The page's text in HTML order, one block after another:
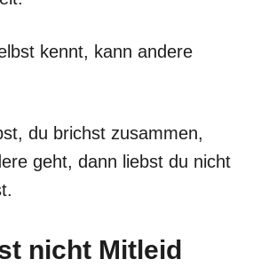
kennt, kann andere
du brichst zusammen,
geht, dann liebst du nicht
nicht Mitleid